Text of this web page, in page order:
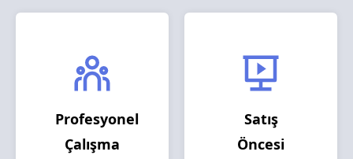
Profesyonel
Çalışma
Satış
Öncesi